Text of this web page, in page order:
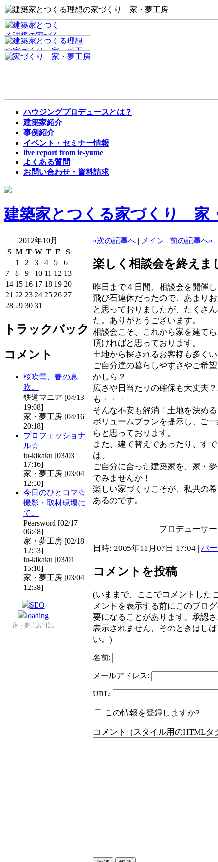
ハウジングプロデュースとは？
建築家紹介
事例紹介
イベント・セミナー情報
live report from ie-yume
よくある質問
お問い合わせ・資料請求
建築家とつくる家づくり 家
2012年10月
S M T W T F
S
1
2 3 4 5
6
7
8 9 10 11 12 13
14 15 16 17 18 19 20
21 22 23 24 25 26 27
28 29 30 31
トラックバック
コメント
桜吹雪、春の息
吹。
鉄道マニア [04/13
19:08]
家・夢工房 [04/16
20:18]
プロフェッショナ
ル☆
iu-kikaku [03/03
17:16]
家・夢工房 [03/04
12:50]
今日のひとコマ☆
撮影・取材現場に
て。
Pearsword [02/17
06:48]
家・夢工房 [02/18
12:53]
iu-kikaku [03/01
15:18]
家・夢工房 [03/04
12:38]
家・夢工房日記
«次の記事へ | メイン | 前の記事へ»
楽しく相談会を終えま
昨日まで４日間、相談会を開催
飛び石連休だったので、あまり
と思っておりましたが、たくさ
た。ありがとうございます。
相談会こそ、これから家を建て
頂ければと思っております。
土地から探されるお客様も多く
ご自分達の暮らしやすさやご希
かしら？
広さや日当たりの確保も大丈夫
も・・・
そんな不安も解消！土地を決め
ボリュームプランを提示し、ご
らと思っております。
また、建て替えであったり、す
は、
ご自分に合った建築家を、家・
でみませんか！
楽しい家づくりこそが、私共の
あるのです。
プロデューサ
日時: 2005年11月07日 17:04 | パ
コメントを投稿
(いままで、ここでコメントした
メントを表示する前にこのブロ
要になることがあります。承認
表示されません。そのときはし
い。)
名前:
メールアドレス:
URL:
この情報を登録しますか?
コメント: (スタイル用のHTMLタ